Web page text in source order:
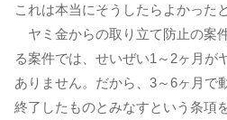
これは本当にそうしたらよかった
ヤミ金からの取り立て防止の案
る案件では、せいぜい1～2ヶ月が
ありません。だから、3～6ヶ月で
終了したものとみなすという条項